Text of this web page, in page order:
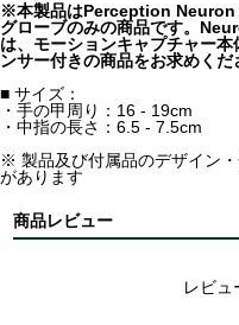
※本製品はPerception Neuron
グローブのみの商品です。
は、モーションキャプチャー
ンサー付きの商品をお求めくだ
■ サイズ：
・手の甲周り：16 - 19cm
・中指の長さ：6.5 - 7.5cm
※ 製品及び付属品のデザイン
があります
商品レビュー
レビュ